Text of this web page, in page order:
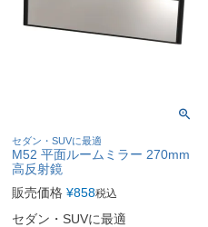
セダン・SUVに最適
M52 平面ルームミラー 270mm
高反射鏡
販売価格 ¥858税込
セダン・SUVに最適